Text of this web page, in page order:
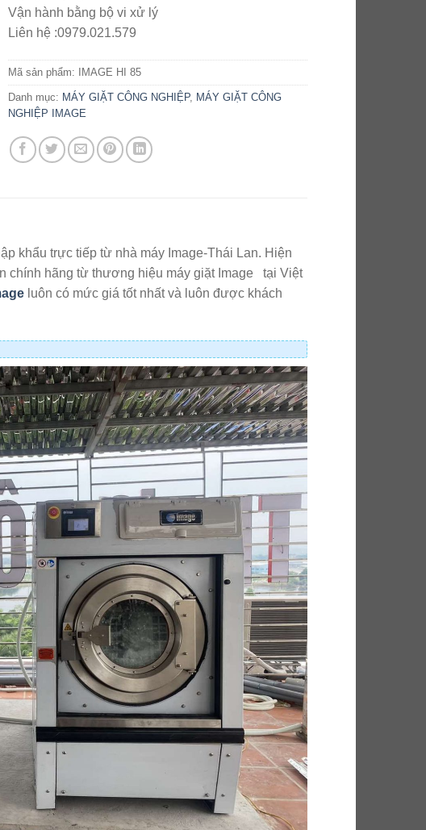
Vận hành bằng bộ vi xử lý
Liên hệ :0979.021.579
Mã sản phẩm: IMAGE HI 85
Danh mục: MÁY GIẶT CÔNG NGHIỆP, MÁY GIẶT CÔNG
NGHIỆP IMAGE
khẩu trực tiếp từ nhà máy Image-Thái Lan. Hiện
chính hãng từ thương hiệu máy giặt Image tại Việt
luôn có mức giá tốt nhất và luôn được khách